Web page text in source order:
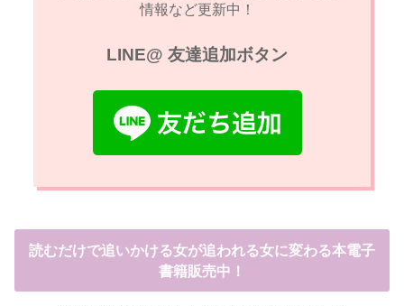
情報など更新中！
LINE@ 友達追加ボタン
読むだけで追いかける女が追われる女に変わる本電子
書籍販売中！